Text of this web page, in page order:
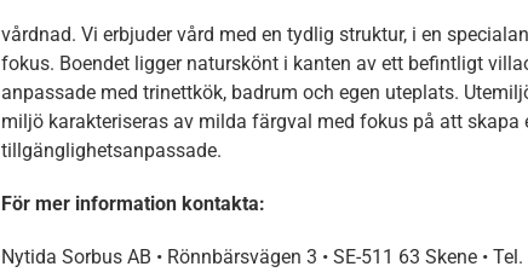
vårdnad. Vi erbjuder vård med en tydlig struktur, i en
fokus. Boendet ligger naturskönt i kanten av ett befintligt
anpassade med trinettkök, badrum och egen uteplats.
miljö karakteriseras av milda färgval med fokus på att
tillgänglighetsanpassade.
För mer information kontakta:
Nytida Sorbus AB • Rönnbärsvägen 3 • SE-511 63 Skene •